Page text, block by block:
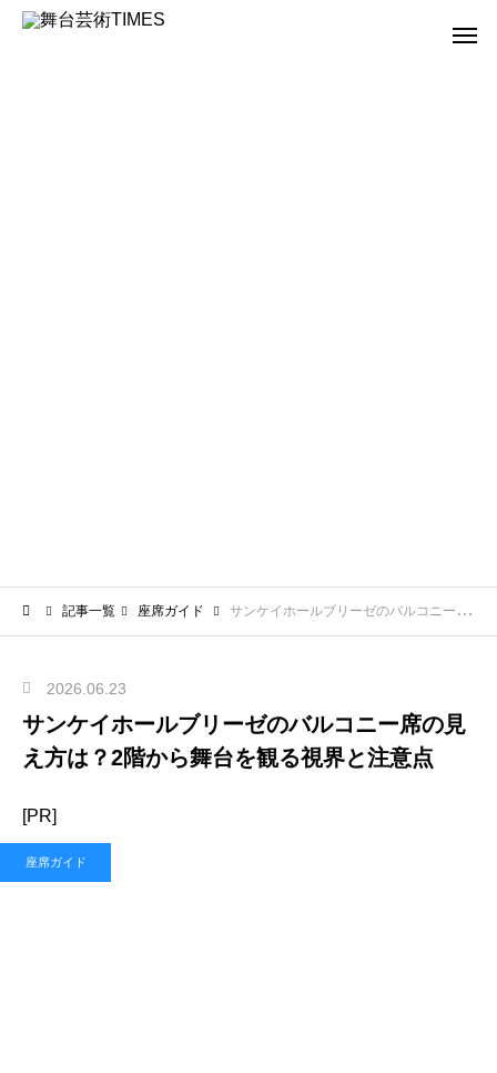
記事一覧 座席ガイド サンケイホールブリーゼのバルコニー席の見え方は？2階から舞台を観る視界と注意点
2026.06.23
サンケイホールブリーゼのバルコニー席の見
え方は？2階から舞台を観る視界と注意点
[PR]
座席ガイド